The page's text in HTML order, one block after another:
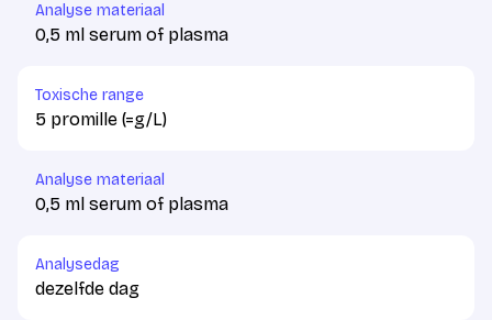
Analyse materiaal
0,5 ml serum of plasma
Toxische range
5 promille (=g/L)
Analyse materiaal
0,5 ml serum of plasma
Analysedag
dezelfde dag